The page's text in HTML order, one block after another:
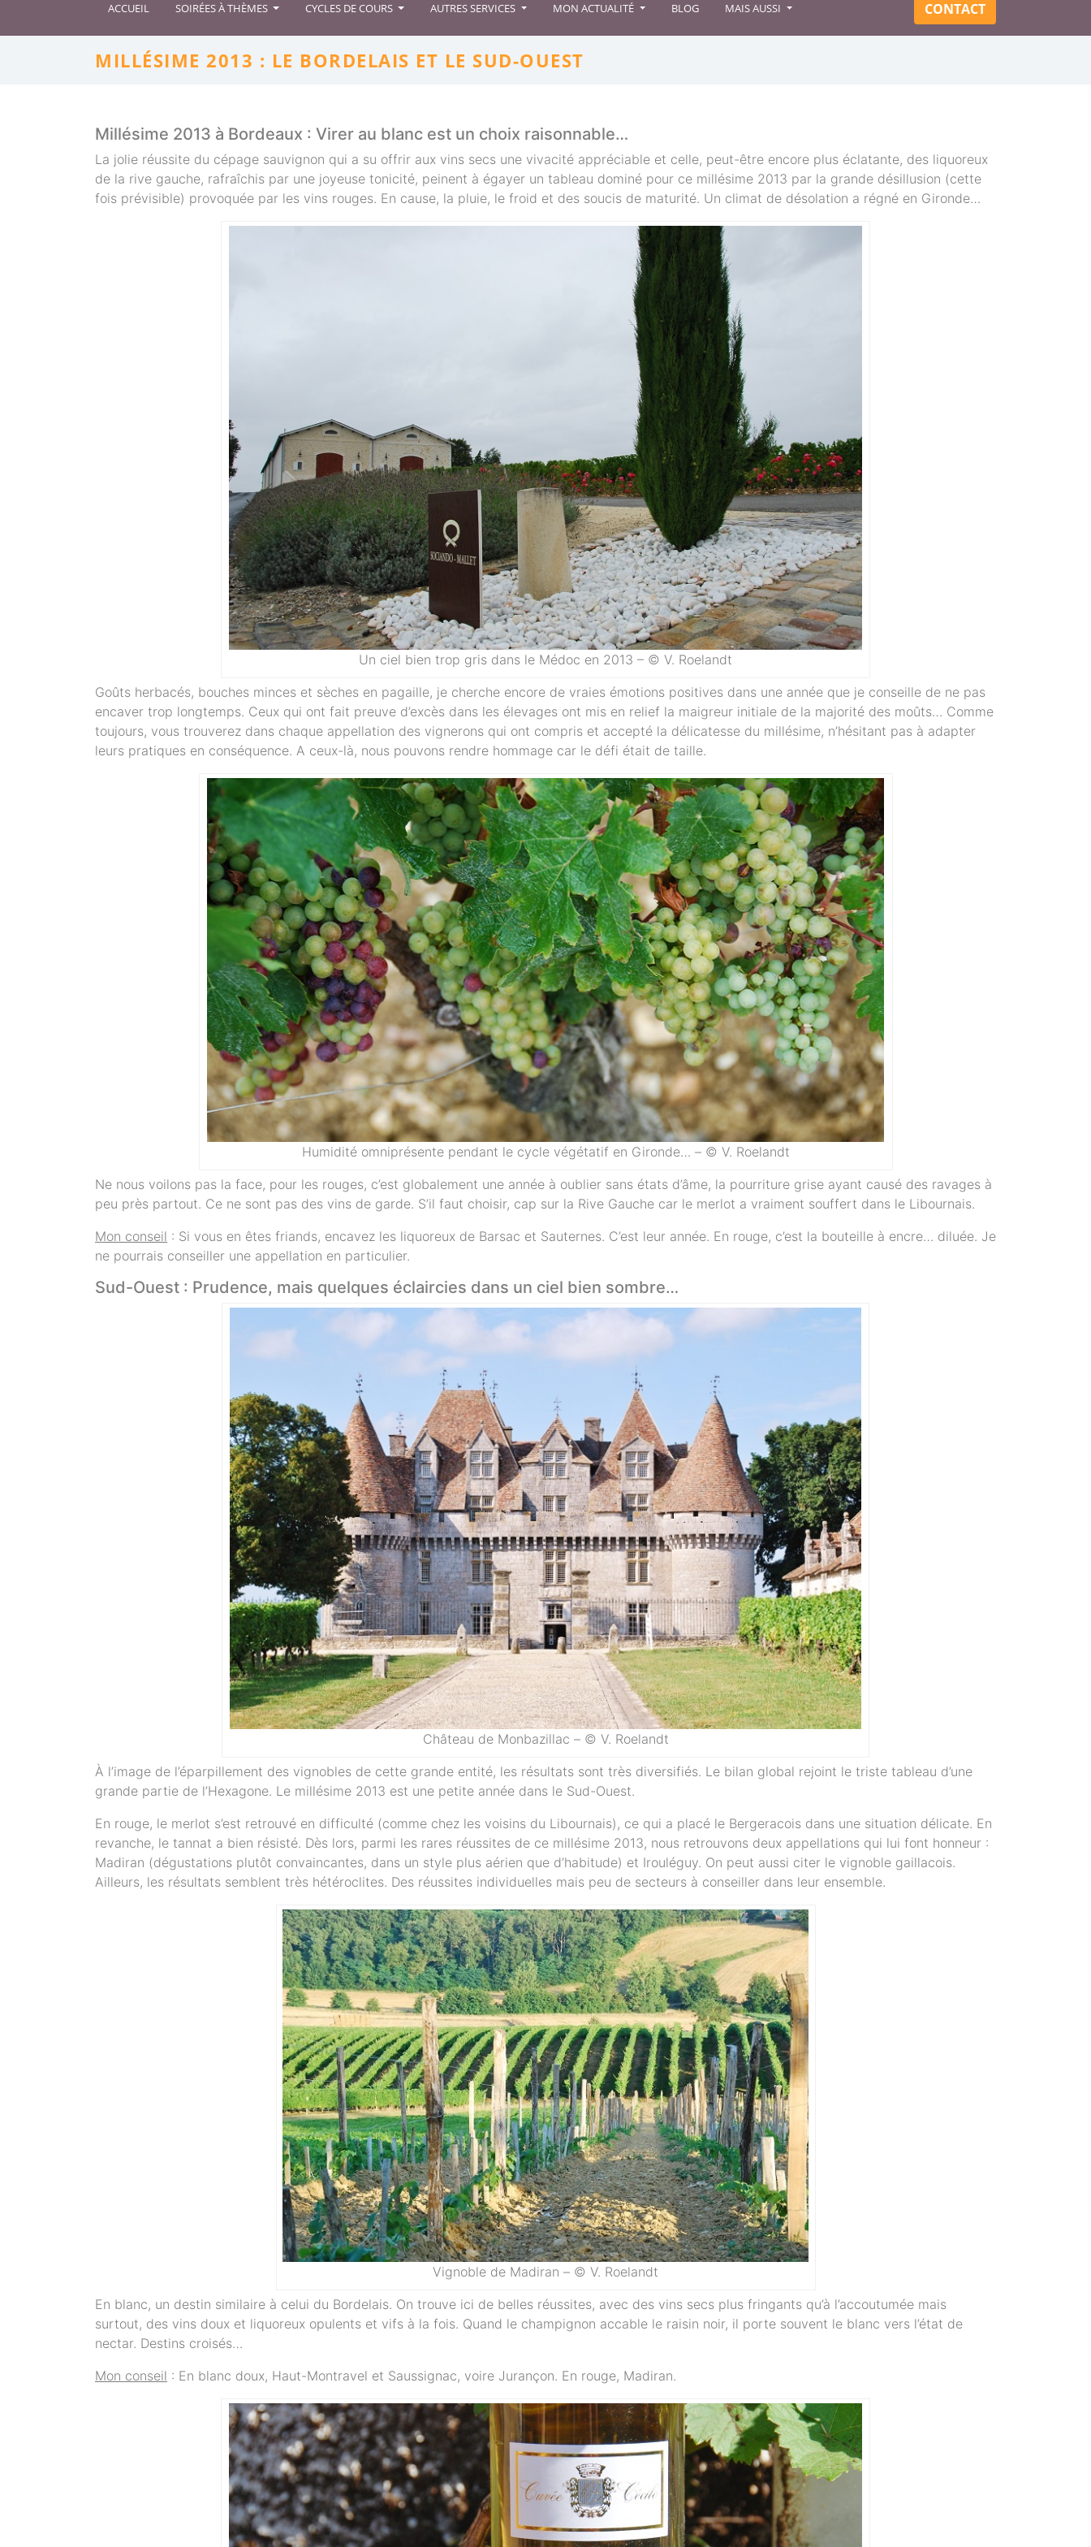
ACCUEIL SOIRÉES À THÈMES CYCLES DE COURS AUTRES SERVICES MON ACTUALITÉ BLOG MAIS AUSSI CONTACT
MILLÉSIME 2013 : LE BORDELAIS ET LE SUD-OUEST
Millésime 2013 à Bordeaux : Virer au blanc est un choix raisonnable…
La jolie réussite du cépage sauvignon qui a su offrir aux vins secs une vivacité appréciable et celle, peut-être encore plus éclatante, des liquoreux
de la rive gauche, rafraîchis par une joyeuse tonicité, peinent à égayer un tableau dominé pour ce millésime 2013 par la grande désillusion (cette
fois prévisible) provoquée par les vins rouges. En cause, la pluie, le froid et des soucis de maturité. Un climat de désolation a régné en Gironde…
Un ciel bien trop gris dans le Médoc en 2013 – © V. Roelandt
Goûts herbacés, bouches minces et sèches en pagaille, je cherche encore de vraies émotions positives dans une année que je conseille de ne pas
encaver trop longtemps. Ceux qui ont fait preuve d’excès dans les élevages ont mis en relief la maigreur initiale de la majorité des moûts… Comme
toujours, vous trouverez dans chaque appellation des vignerons qui ont compris et accepté la délicatesse du millésime, n’hésitant pas à adapter
leurs pratiques en conséquence. A ceux-là, nous pouvons rendre hommage car le défi était de taille.
Humidité omniprésente pendant le cycle végétatif en Gironde… – © V. Roelandt
Ne nous voilons pas la face, pour les rouges, c’est globalement une année à oublier sans états d’âme, la pourriture grise ayant causé des ravages à
peu près partout. Ce ne sont pas des vins de garde. S’il faut choisir, cap sur la Rive Gauche car le merlot a vraiment souffert dans le Libournais.
Mon conseil : Si vous en êtes friands, encavez les liquoreux de Barsac et Sauternes. C’est leur année. En rouge, c’est la bouteille à encre… diluée. Je
ne pourrais conseiller une appellation en particulier.
Sud-Ouest : Prudence, mais quelques éclaircies dans un ciel bien sombre…
Château de Monbazillac – © V. Roelandt
À l’image de l’éparpillement des vignobles de cette grande entité, les résultats sont très diversifiés. Le bilan global rejoint le triste tableau d’une
grande partie de l’Hexagone. Le millésime 2013 est une petite année dans le Sud-Ouest.
En rouge, le merlot s’est retrouvé en difficulté (comme chez les voisins du Libournais), ce qui a placé le Bergeracois dans une situation délicate. En
revanche, le tannat a bien résisté. Dès lors, parmi les rares réussites de ce millésime 2013, nous retrouvons deux appellations qui lui font honneur :
Madiran (dégustations plutôt convaincantes, dans un style plus aérien que d’habitude) et Irouléguy. On peut aussi citer le vignoble gaillacois.
Ailleurs, les résultats semblent très hétéroclites. Des réussites individuelles mais peu de secteurs à conseiller dans leur ensemble.
Vignoble de Madiran – © V. Roelandt
En blanc, un destin similaire à celui du Bordelais. On trouve ici de belles réussites, avec des vins secs plus fringants qu’à l’accoutumée mais
surtout, des vins doux et liquoreux opulents et vifs à la fois. Quand le champignon accable le raisin noir, il porte souvent le blanc vers l’état de
nectar. Destins croisés…
Mon conseil : En blanc doux, Haut-Montravel et Saussignac, voire Jurançon. En rouge, Madiran.